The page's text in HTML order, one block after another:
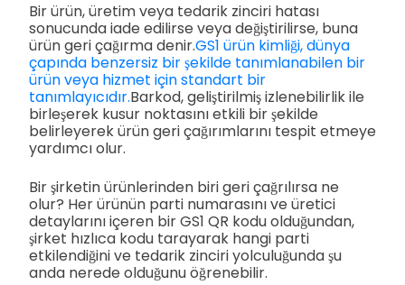
Bir ürün, üretim veya tedarik zinciri hatası
sonucunda iade edilirse veya değiştirilirse, buna
ürün geri çağırma denir.GS1 ürün kimliği, dünya
çapında benzersiz bir şekilde tanımlanabilen bir
ürün veya hizmet için standart bir
tanımlayıcıdır.Barkod, geliştirilmiş izlenebilirlik ile
birleşerek kusur noktasını etkili bir şekilde
belirleyerek ürün geri çağırımlarını tespit etmeye
yardımcı olur.
Bir şirketin ürünlerinden biri geri çağrılırsa ne
olur? Her ürünün parti numarasını ve üretici
detaylarını içeren bir GS1 QR kodu olduğundan,
şirket hızlıca kodu tarayarak hangi parti
etkilendiğini ve tedarik zinciri yolculuğunda şu
anda nerede olduğunu öğrenebilir.